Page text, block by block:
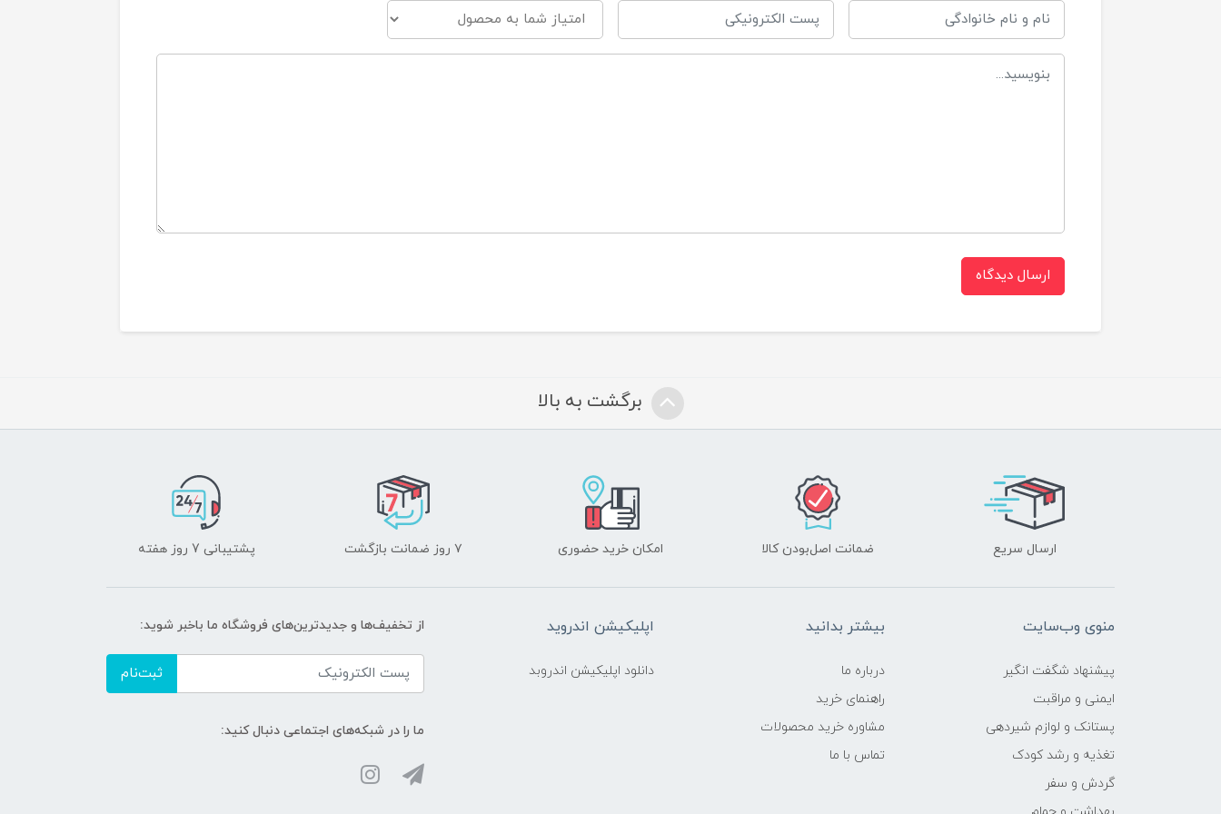
طرح‌ های زیبا و رنگ‌ های شاد
ارسال دیدگاه
برگشت به بالا
ارسال سریع ضمانت اصل‌بودن کالا امکان خرید حضوری ۷ روز ضمانت بازگشت پشتیبانی 7 روز هفته
منوی وب‌سایت
پیشنهاد شگفت انگیر
ایمنی و مراقبت
پستانک و لوازم شیردهی
تغذیه و رشد کودک
گردش و سفر
بیشتر بدانید
درباره ما
راهنمای خرید
مشاوره خرید محصولات
تماس با ما
اپلیکیشن اندروید
دانلود اپلیکیشن اندروبد
از تخفیف‌ها و جدیدترین‌های فروشگاه ما باخبر شوید:
ثبت‌نام
ما را در شبکه‌های اجتماعی دنبال کنید: